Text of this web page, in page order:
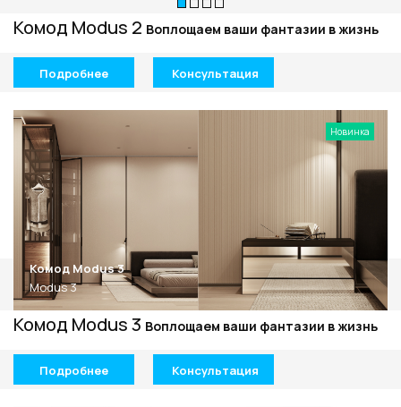
Комод Modus 2 Воплощаем ваши фантазии в жизнь
Подробнее Консультация
Комод Modus 3 Воплощаем ваши фантазии в жизнь
Комод Modus 3
Modus 3
Подробнее Консультация
Новинка